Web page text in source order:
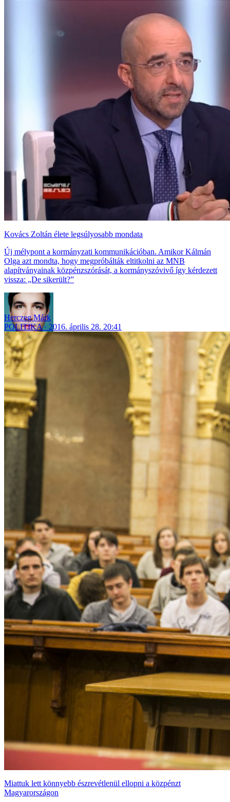
Kovács Zoltán élete legsúlyosabb mondata
Új mélypont a kormányzati kommunikációban. Amikor Kálmán
Olga azt mondta, hogy megpróbálták eltitkolni az MNB
alapítványainak közpénzszórását, a kormányszóvivő így kérdezett
vissza: „De sikerült?”
Herczeg Márk
POLITIKA
2016. április 28. 20:41
Miattuk lett könnyebb észrevétlenül ellopni a közpénzt
Magyarországon